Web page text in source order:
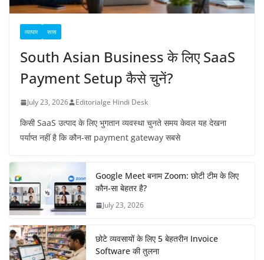
व्यापार सास
South Asian Business के लिए SaaS
Payment Setup कैसे चुनें?
July 23, 2026 Editorialge Hindi Desk
किसी SaaS उत्पाद के लिए भुगतान व्यवस्था चुनते समय केवल यह देखना
पर्याप्त नहीं है कि कौन-सा payment gateway सबसे
Google Meet बनाम Zoom: छोटी टीम के लिए
कौन-सा बेहतर है?
July 23, 2026
छोटे व्यवसायों के लिए 5 बेहतरीन Invoice
Software की तुलना